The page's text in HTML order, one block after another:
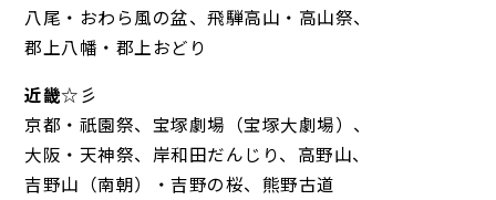
八尾・おわら風の盆、飛騨高山・高山祭、
郡上八幡・郡上おどり
近畿☆彡
京都・祇園祭、宝塚劇場（宝塚大劇場）、
大阪・天神祭、岸和田だんじり、高野山、
吉野山（南朝）・吉野の桜、熊野古道